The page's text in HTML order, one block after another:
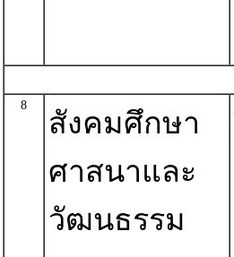
8
สังคมศึกษา
ศาสนาและ
วัฒนธรรม